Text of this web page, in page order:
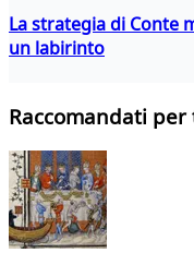
La strategia di Conte
un labirinto
Raccomandati per